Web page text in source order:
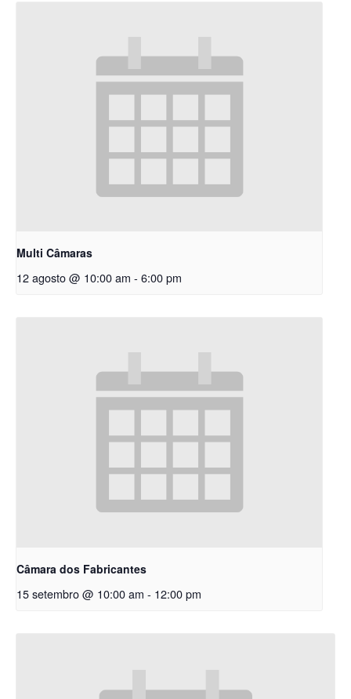
Multi Câmaras
12 agosto @ 10:00 am - 6:00 pm
Câmara dos Fabricantes
15 setembro @ 10:00 am - 12:00 pm